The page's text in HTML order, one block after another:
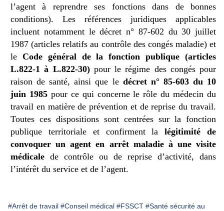
l’agent à reprendre ses fonctions dans de bonnes
conditions). Les références juridiques applicables
incluent notamment le décret n° 87-602 du 30 juillet
1987 (articles relatifs au contrôle des congés maladie) et
le Code général de la fonction publique (articles
L.822-1 à L.822-30) pour le régime des congés pour
raison de santé, ainsi que le décret n° 85-603 du 10
juin 1985 pour ce qui concerne le rôle du médecin du
travail en matière de prévention et de reprise du travail.
Toutes ces dispositions sont centrées sur la fonction
publique territoriale et confirment la
légitimité de
convoquer un agent en arrêt maladie à une visite
médicale de contrôle ou de reprise d’activité, dans
l’intérêt du service et de l’agent.
#Arrêt de travail #Conseil médical #FSSCT #Santé sécurité au